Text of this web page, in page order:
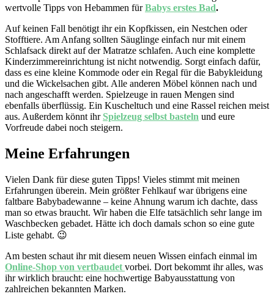
wertvolle Tipps von Hebammen fürBabys erstes Bad.
Auf keinen Fall benötigt ihr ein Kopfkissen, ein Nestchen oder
Stofftiere. Am Anfang sollten Säuglinge einfach nur mit einem
Schlafsack direkt auf der Matratze schlafen. Auch eine komplette
Kinderzimmereinrichtung ist nicht notwendig. Sorgt einfach dafür,
dass es eine kleine Kommode oder ein Regal für die Babykleidung
und die Wickelsachen gibt. Alle anderen Möbel können nach und
nach angeschafft werden. Spielzeuge in rauen Mengen sind
ebenfalls überflüssig. Ein Kuscheltuch und eine Rassel reichen meist
aus. Außerdem könnt ihr Spielzeug selbst basteln und eure
Vorfreude dabei noch steigern.
Meine Erfahrungen
Vielen Dank für diese guten Tipps! Vieles stimmt mit meinen
Erfahrungen überein. Mein größter Fehlkauf war übrigens eine
faltbare Babybadewanne – keine Ahnung warum ich dachte, dass
man so etwas braucht. Wir haben die Elfe tatsächlich sehr lange im
Waschbecken gebadet. Hätte ich doch damals schon so eine gute
Liste gehabt. 😉
Am besten schaut ihr mit diesem neuen Wissen einfach einmal im
Online-Shop von vertbaudet vorbei. Dort bekommt ihr alles, was
ihr wirklich braucht: eine hochwertige Babyausstattung von
zahlreichen bekannten Marken.